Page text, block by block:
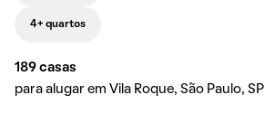
4+ quartos
189 casas
para alugar em Vila Roque, São Paulo, SP